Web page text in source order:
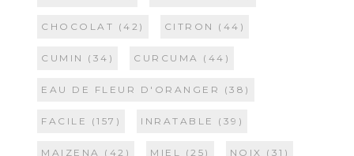
CHOCOLAT (42) CITRON (44)
CUMIN (34) CURCUMA (44)
EAU DE FLEUR D'ORANGER (38)
FACILE (157) INRATABLE (39)
MAIZENA (42) MIEL (25) NOIX (31)